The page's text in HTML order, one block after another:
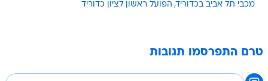
מכבי תל אביב בכדוריד הפועל ראשון לציון כדוריד
טרם התפרסמו תגובות